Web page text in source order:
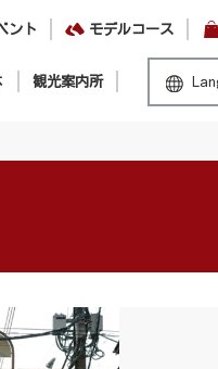
ント モデルコース
観光案内所